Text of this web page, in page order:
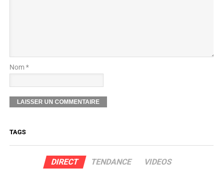
Nom *
TAGS
DIRECT TENDANCE VIDEOS